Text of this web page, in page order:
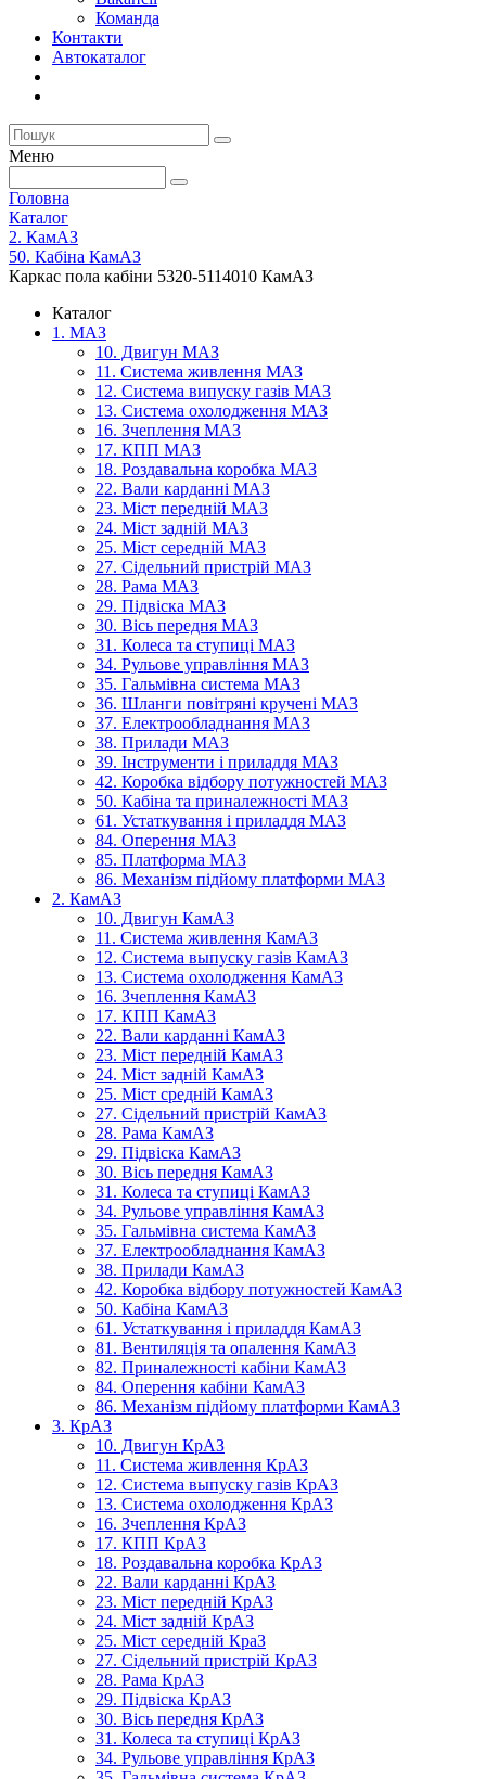
Команда
Контакти
Автокаталог
Меню
Головна
Каталог
2. КамАЗ
50. Кабіна КамАЗ
Каркас пола кабіни 5320-5114010 КамАЗ
Каталог
1. МАЗ
10. Двигун МАЗ
11. Система живлення МАЗ
12. Система випуску газів МАЗ
13. Система охолодження МАЗ
16. Зчеплення МАЗ
17. КПП МАЗ
18. Роздавальна коробка МАЗ
22. Вали карданні МАЗ
23. Міст передній МАЗ
24. Міст задній МАЗ
25. Міст середній МАЗ
27. Сідельний пристрій МАЗ
28. Рама МАЗ
29. Підвіска МАЗ
30. Вісь передня МАЗ
31. Колеса та ступиці МАЗ
34. Рульове управління МАЗ
35. Гальмівна система МАЗ
36. Шланги повітряні кручені МАЗ
37. Електрообладнання МАЗ
38. Прилади МАЗ
39. Інструменти і приладдя МАЗ
42. Коробка відбору потужностей МАЗ
50. Кабіна та приналежності МАЗ
61. Устаткування і приладдя МАЗ
84. Оперення МАЗ
85. Платформа МАЗ
86. Механізм підйому платформи МАЗ
2. КамАЗ
10. Двигун КамАЗ
11. Система живлення КамАЗ
12. Система выпуску газів КамАЗ
13. Система охолодження КамАЗ
16. Зчеплення КамАЗ
17. КПП КамАЗ
22. Вали карданні КамАЗ
23. Міст передній КамАЗ
24. Міст задній КамАЗ
25. Міст средній КамАЗ
27. Сідельний пристрій КамАЗ
28. Рама КамАЗ
29. Підвіска КамАЗ
30. Вісь передня КамАЗ
31. Колеса та ступиці КамАЗ
34. Рульове управління КамАЗ
35. Гальмівна система КамАЗ
37. Електрообладнання КамАЗ
38. Прилади КамАЗ
42. Коробка відбору потужностей КамАЗ
50. Кабіна КамАЗ
61. Устаткування і приладдя КамАЗ
81. Вентиляція та опалення КамАЗ
82. Приналежності кабіни КамАЗ
84. Оперення кабіни КамАЗ
86. Механізм підйому платформи КамАЗ
3. КрАЗ
10. Двигун КрАЗ
11. Система живлення КрАЗ
12. Система выпуску газів КрАЗ
13. Система охолодження КрАЗ
16. Зчеплення КрАЗ
17. КПП КрАЗ
18. Роздавальна коробка КрАЗ
22. Вали карданні КрАЗ
23. Міст передній КрАЗ
24. Міст задній КрАЗ
25. Міст середній КраЗ
27. Сідельний пристрій КрАЗ
28. Рама КрАЗ
29. Підвіска КрАЗ
30. Вісь передня КрАЗ
31. Колеса та ступиці КрАЗ
34. Рульове управління КрАЗ